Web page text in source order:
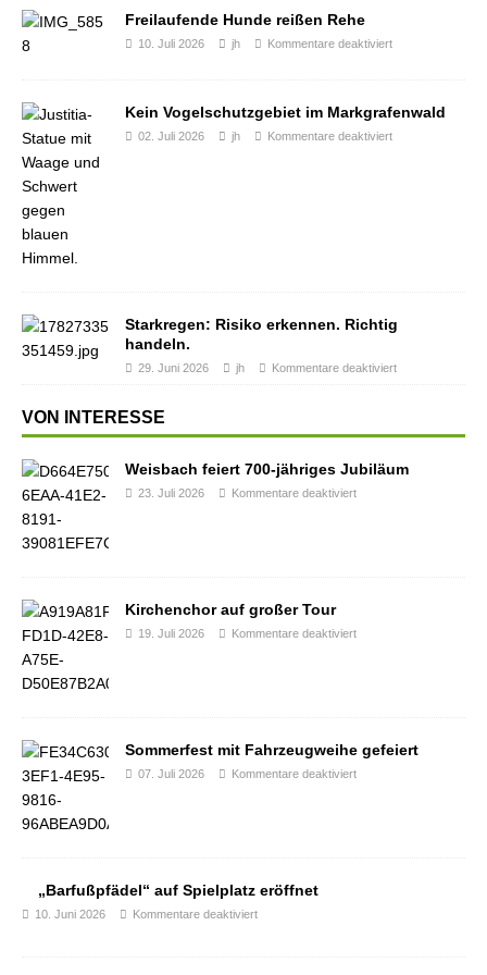
Freilaufende Hunde reißen Rehe
10. Juli 2026 jh Kommentare deaktiviert
Kein Vogelschutzgebiet im Markgrafenwald
02. Juli 2026 jh Kommentare deaktiviert
Starkregen: Risiko erkennen. Richtig
handeln.
29. Juni 2026 jh Kommentare deaktiviert
VON INTERESSE
Weisbach feiert 700-jähriges Jubiläum
23. Juli 2026 Kommentare deaktiviert
Kirchenchor auf großer Tour
19. Juli 2026 Kommentare deaktiviert
Sommerfest mit Fahrzeugweihe gefeiert
07. Juli 2026 Kommentare deaktiviert
„Barfußpfädel“ auf Spielplatz eröffnet
10. Juni 2026 Kommentare deaktiviert